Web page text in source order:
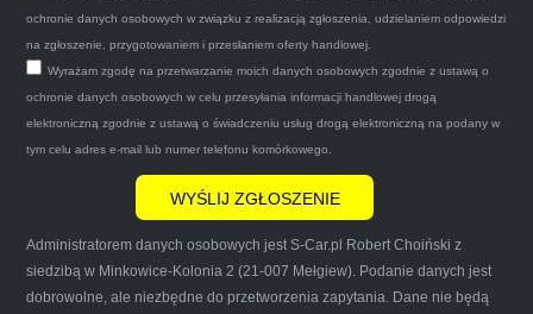
po trzech godzinach autolawetą sprawnie
zapakował auto wypisał dokumenty i wypłacił
gotówkę.Zdecydowanie mogę polecić tą firmę
mnie do skorzystania z ich usług przekonało to
że są na FACEBOOKU i każdy tam może
wyrazić opinię na ich temat.
ochronie danych osobowych w związku z realizacją zgłoszenia, udzielaniem odpowiedzi
na zgłoszenie, przygotowaniem i przesłaniem oferty handlowej.
Wyrażam zgodę na przetwarzanie moich danych osobowych zgodnie z ustawą o
ochronie danych osobowych w celu przesyłania informacji handlowej drogą
elektroniczną zgodnie z ustawą o świadczeniu usług drogą elektroniczną na podany w
tym celu adres e-mail lub numer telefonu komórkowego.
Administratorem danych osobowych jest S-Car.pl Robert Choiński z
siedzibą w Minkowice-Kolonia 2 (21-007 Mełgiew). Podanie danych jest
dobrowolne, ale niezbędne do przetworzenia zapytania. Dane nie będą